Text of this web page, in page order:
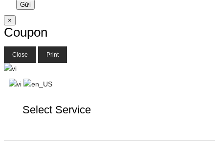
Gửi
×
Coupon
Close Print
Select Service